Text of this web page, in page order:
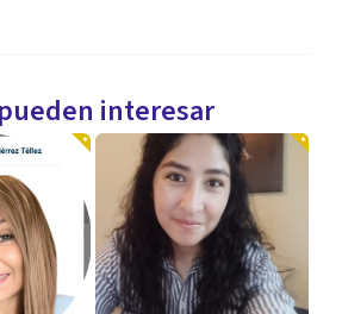
interesar